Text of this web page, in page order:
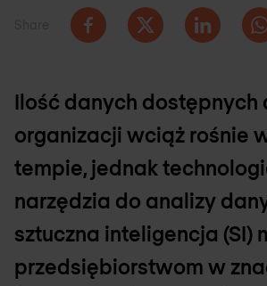
Ilość danych dostępnych
organizacji wciąż rośnie
tempie, jednak
narzędzia do analizy
sztuczna inteligencja (SI)
przedsiębiorstwom w